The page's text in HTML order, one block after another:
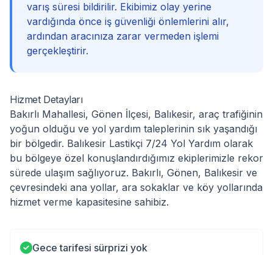
varış süresi bildirilir. Ekibimiz olay yerine
vardığında önce iş güvenliği önlemlerini alır,
ardından aracınıza zarar vermeden işlemi
gerçekleştirir.
Hizmet Detayları
Bakırlı Mahallesi, Gönen İlçesi, Balıkesir, araç trafiğinin
yoğun olduğu ve yol yardım taleplerinin sık yaşandığı
bir bölgedir. Balıkesir Lastikçi 7/24 Yol Yardım olarak
bu bölgeye özel konuşlandırdığımız ekiplerimizle rekor
sürede ulaşım sağlıyoruz. Bakırlı, Gönen, Balıkesir ve
çevresindeki ana yollar, ara sokaklar ve köy yollarında
hizmet verme kapasitesine sahibiz.
Gece tarifesi sürprizi yok